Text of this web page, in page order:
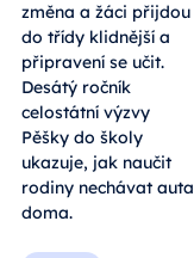
změna a žáci přijdou
do třídy klidnější a
připravení se učit.
Desátý ročník
celostátní výzvy
Pěšky do školy
ukazuje, jak naučit
rodiny nechávat auta
doma.